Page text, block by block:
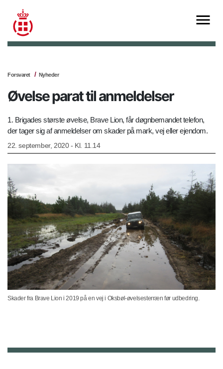
Forsvaret Nyheder
Øvelse parat til anmeldelser
1. Brigades største øvelse, Brave Lion, får døgnbemandet telefon,
der tager sig af anmeldelser om skader på mark, vej eller ejendom.
22. september, 2020 - Kl. 11.14
Skader fra Brave Lion i 2019 på en vej i Oksbøl-øvelsesterræn før udbedring.